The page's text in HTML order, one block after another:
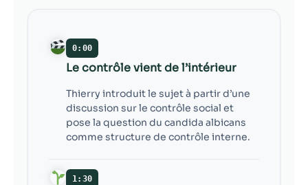
0:00
Le contrôle vient de l’intérieur
Thierry introduit le sujet à partir d’une
discussion sur le contrôle social et
pose la question du candida albicans
comme structure de contrôle interne.
1:30